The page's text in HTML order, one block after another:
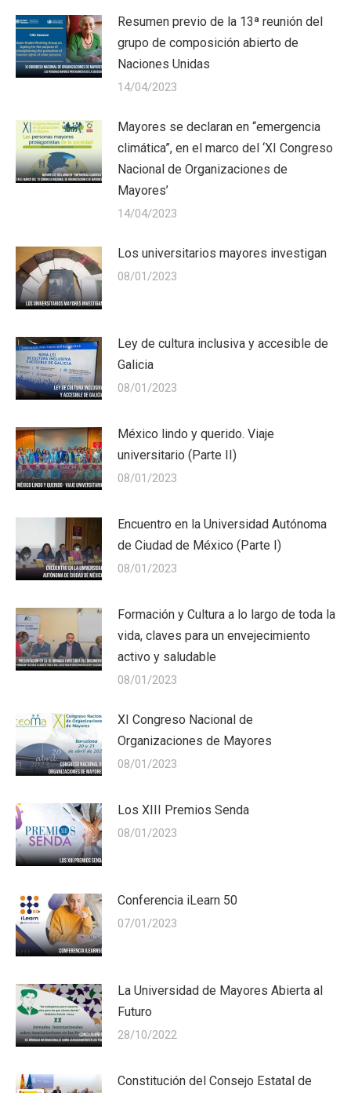
Resumen previo de la 13ª reunión del
grupo de composición abierto de
Naciones Unidas
14/04/2023
Mayores se declaran en “emergencia
climática”, en el marco del ‘XI Congreso
Nacional de Organizaciones de
Mayores’
14/04/2023
Los universitarios mayores investigan
08/01/2023
Ley de cultura inclusiva y accesible de
Galicia
08/01/2023
México lindo y querido. Viaje
universitario (Parte II)
08/01/2023
Encuentro en la Universidad Autónoma
de Ciudad de México (Parte I)
08/01/2023
Formación y Cultura a lo largo de toda la
vida, claves para un envejecimiento
activo y saludable
08/01/2023
XI Congreso Nacional de
Organizaciones de Mayores
08/01/2023
Los XIII Premios Senda
08/01/2023
Conferencia iLearn 50
07/01/2023
La Universidad de Mayores Abierta al
Futuro
28/10/2022
Constitución del Consejo Estatal de